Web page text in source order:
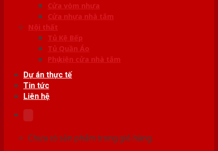
Cửa vòm nhựa
Cửa nhựa nhà tắm
Nội thất
Tủ Kệ Bếp
Tủ Quần Áo
Phụ kiện cửa nhà tắm
Dự án thực tế
Tin tức
Liên hệ
Chưa có sản phẩm trong giỏ hàng.